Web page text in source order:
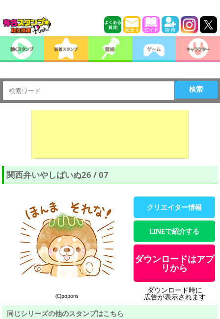
検索
関西弁いやしばいぬ26 / 07
(C)popons
クリエイター情報
LINEで紹介する
ダウンロードはアプ
リから
ダウンロード時に
広告が表示されます
同じシリーズの他のスタンプはこちら